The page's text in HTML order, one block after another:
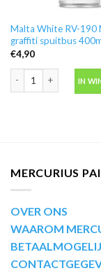
Malta White RV-190
graffiti spuitbus
€4,90
IN
MERCURIUS
OVER ONS
WAAROM